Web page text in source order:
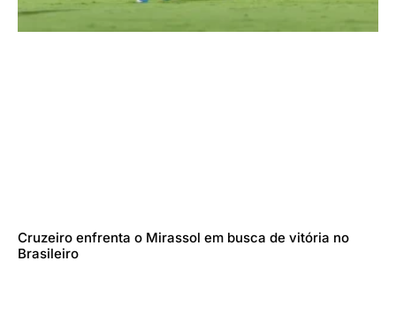
Cruzeiro enfrenta o Mirassol em busca de vitória no
Brasileiro